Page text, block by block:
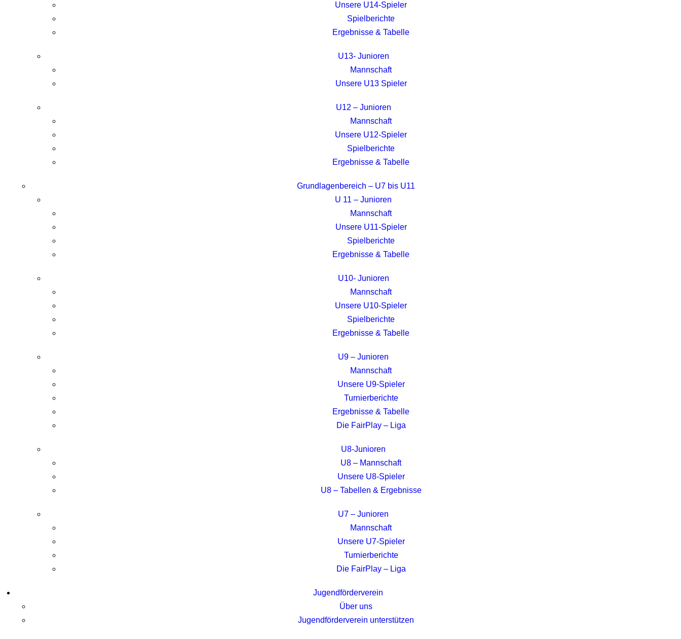
Unsere U14-Spieler
Spielberichte
Ergebnisse & Tabelle
U13- Junioren
Mannschaft
Unsere U13 Spieler
U12 – Junioren
Mannschaft
Unsere U12-Spieler
Spielberichte
Ergebnisse & Tabelle
Grundlagenbereich – U7 bis U11
U 11 – Junioren
Mannschaft
Unsere U11-Spieler
Spielberichte
Ergebnisse & Tabelle
U10- Junioren
Mannschaft
Unsere U10-Spieler
Spielberichte
Ergebnisse & Tabelle
U9 – Junioren
Mannschaft
Unsere U9-Spieler
Turnierberichte
Ergebnisse & Tabelle
Die FairPlay – Liga
U8-Junioren
U8 – Mannschaft
Unsere U8-Spieler
U8 – Tabellen & Ergebnisse
U7 – Junioren
Mannschaft
Unsere U7-Spieler
Turnierberichte
Die FairPlay – Liga
Jugendförderverein
Über uns
Jugendförderverein unterstützen